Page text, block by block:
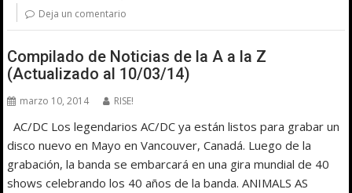
Deja un comentario
Compilado de Noticias de la A a la Z
(Actualizado al 10/03/14)
marzo 10, 2014 RISE!
AC/DC Los legendarios AC/DC ya están listos para grabar un
disco nuevo en Mayo en Vancouver, Canadá. Luego de la
grabación, la banda se embarcará en una gira mundial de 40
shows celebrando los 40 años de la banda. ANIMALS AS